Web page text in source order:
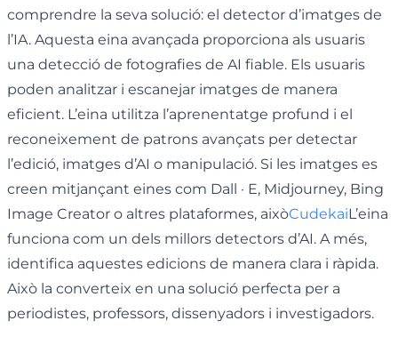
comprendre la seva solució: el detector d’imatges de
l’IA. Aquesta eina avançada proporciona als usuaris
una detecció de fotografies de AI fiable. Els usuaris
poden analitzar i escanejar imatges de manera
eficient. L’eina utilitza l’aprenentatge profund i el
reconeixement de patrons avançats per detectar
l’edició, imatges d’AI o manipulació. Si les imatges es
creen mitjançant eines com Dall · E, Midjourney, Bing
Image Creator o altres plataformes, aixòCudekaiL’eina
funciona com un dels millors detectors d’AI. A més,
identifica aquestes edicions de manera clara i ràpida.
Això la converteix en una solució perfecta per a
periodistes, professors, dissenyadors i investigadors.